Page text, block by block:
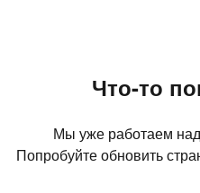
Что-то
Мы уже работаем
Попробуйте обновить